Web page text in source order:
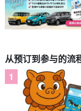
从预订到参与的流